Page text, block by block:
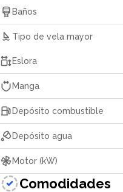
Baños
Tipo de vela mayor
Eslora
Manga
Depósito combustible
Depósito agua
Motor (kW)
Comodidades